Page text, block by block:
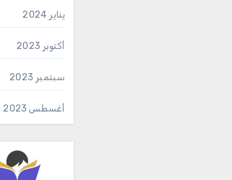
يناير 2024
أكتوبر 2023
سبتمبر 2023
أغسطس 2023